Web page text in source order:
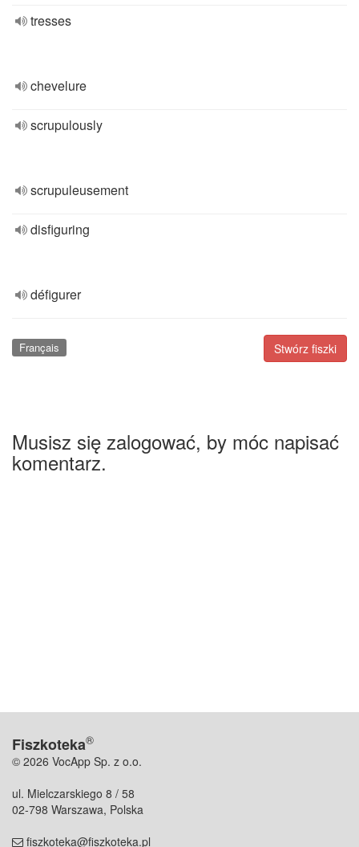
tresses
chevelure
scrupulously
scrupuleusement
disfiguring
défigurer
Stwórz fiszki
Français
Musisz się zalogować, by móc napisać
komentarz.
Fiszkoteka®
© 2026 VocApp Sp. z o.o.
ul. Mielczarskiego 8 / 58
02-798 Warszawa, Polska
fiszkoteka@fiszkoteka.pl